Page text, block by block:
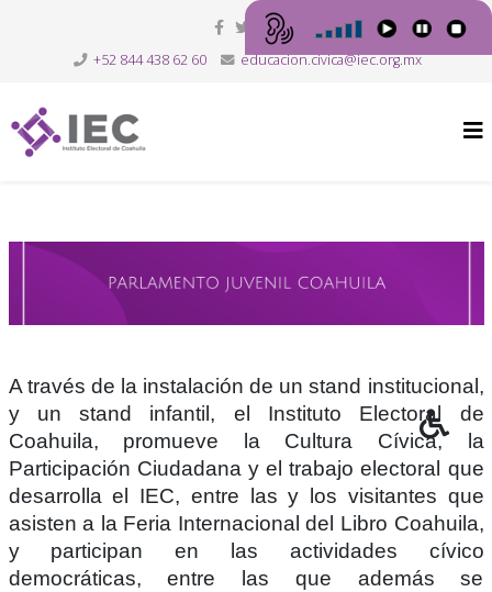
+52 844 438 62 60 educacion.civica@iec.org.mx
A través de la instalación de un stand institucional,
y un stand infantil, el Instituto Electoral de
Coahuila, promueve la Cultura Cívica, la
Participación Ciudadana y el trabajo electoral que
desarrolla el IEC, entre las y los visitantes que
asisten a la Feria Internacional del Libro Coahuila,
y participan en las actividades cívico
democráticas, entre las que además se